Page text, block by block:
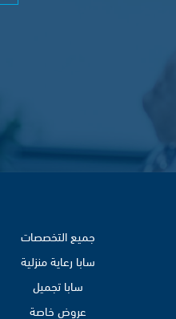
جميع التخصصات
سابا رعاية منزلية
سابا تجميل
عروض خاصة